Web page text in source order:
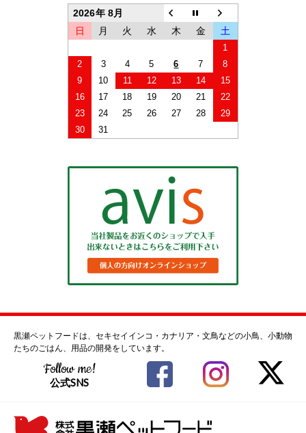
2026年 8月
日
月 火 水 木 金 土
1
2
3 4 5 6 7
8
9
10 11 12 13 14
15
16
17 18 19 20 21
22
23
24 25 26 27 28
29
30
31
黒瀬ペットフードは、セキセイインコ・カナリア・文鳥などの小鳥、小動物
たちのごはん、用品の開発をしています。
Follow me!
公式SNS